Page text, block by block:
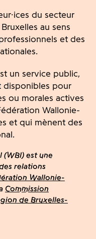
du secteur
au sens
et des
un service public,
disponibles pour
ou morales actives
Wallonie-
et qui mènent des
est une
relations
Wallonie-
Commission
de Bruxelles-